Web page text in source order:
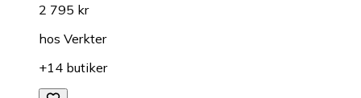
2 795 kr
hos Verkter
+14 butiker